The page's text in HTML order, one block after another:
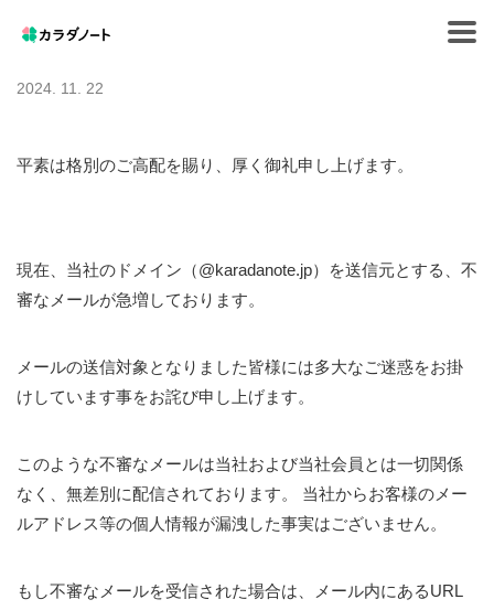
2024. 11. 22
平素は格別のご高配を賜り、厚く御礼申し上げます。
現在、当社のドメイン（@karadanote.jp）を送信元とする、不
審なメールが急増しております。
メールの送信対象となりました皆様には多大なご迷惑をお掛
けしています事をお詫び申し上げます。
このような不審なメールは当社および当社会員とは一切関係
なく、無差別に配信されております。 当社からお客様のメー
ルアドレス等の個人情報が漏洩した事実はございません。
もし不審なメールを受信された場合は、メール内にあるURL